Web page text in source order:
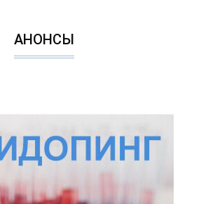
АНОНСЫ